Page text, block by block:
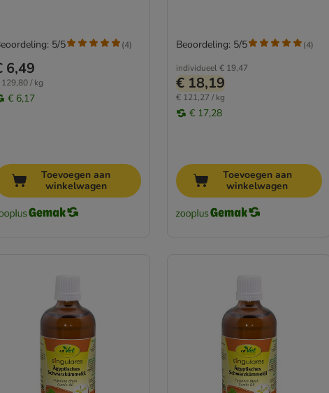
6,49
/ kg
€ 6,17
5/5 (4)
Toevoegen aan
winkelwagen
individueel € 19,47
€ 18,19
€ 121,27 / kg
€ 17,28
Beoordeling: 5/5 (4)
Toevoegen aan
winkelwagen